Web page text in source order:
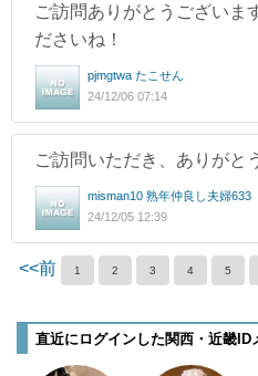
ご訪問ありがとうございま
ださいね！
pjmgtwa たこせん
24/12/06 07:14
ご訪問いただき、ありがと
misman10 熟年仲良し夫婦633
24/12/05 12:39
<<前 1 2 3 4 5
直近にログインした関西・近畿ID